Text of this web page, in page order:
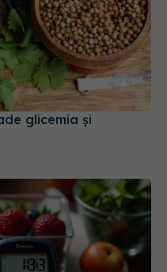
glicemia și